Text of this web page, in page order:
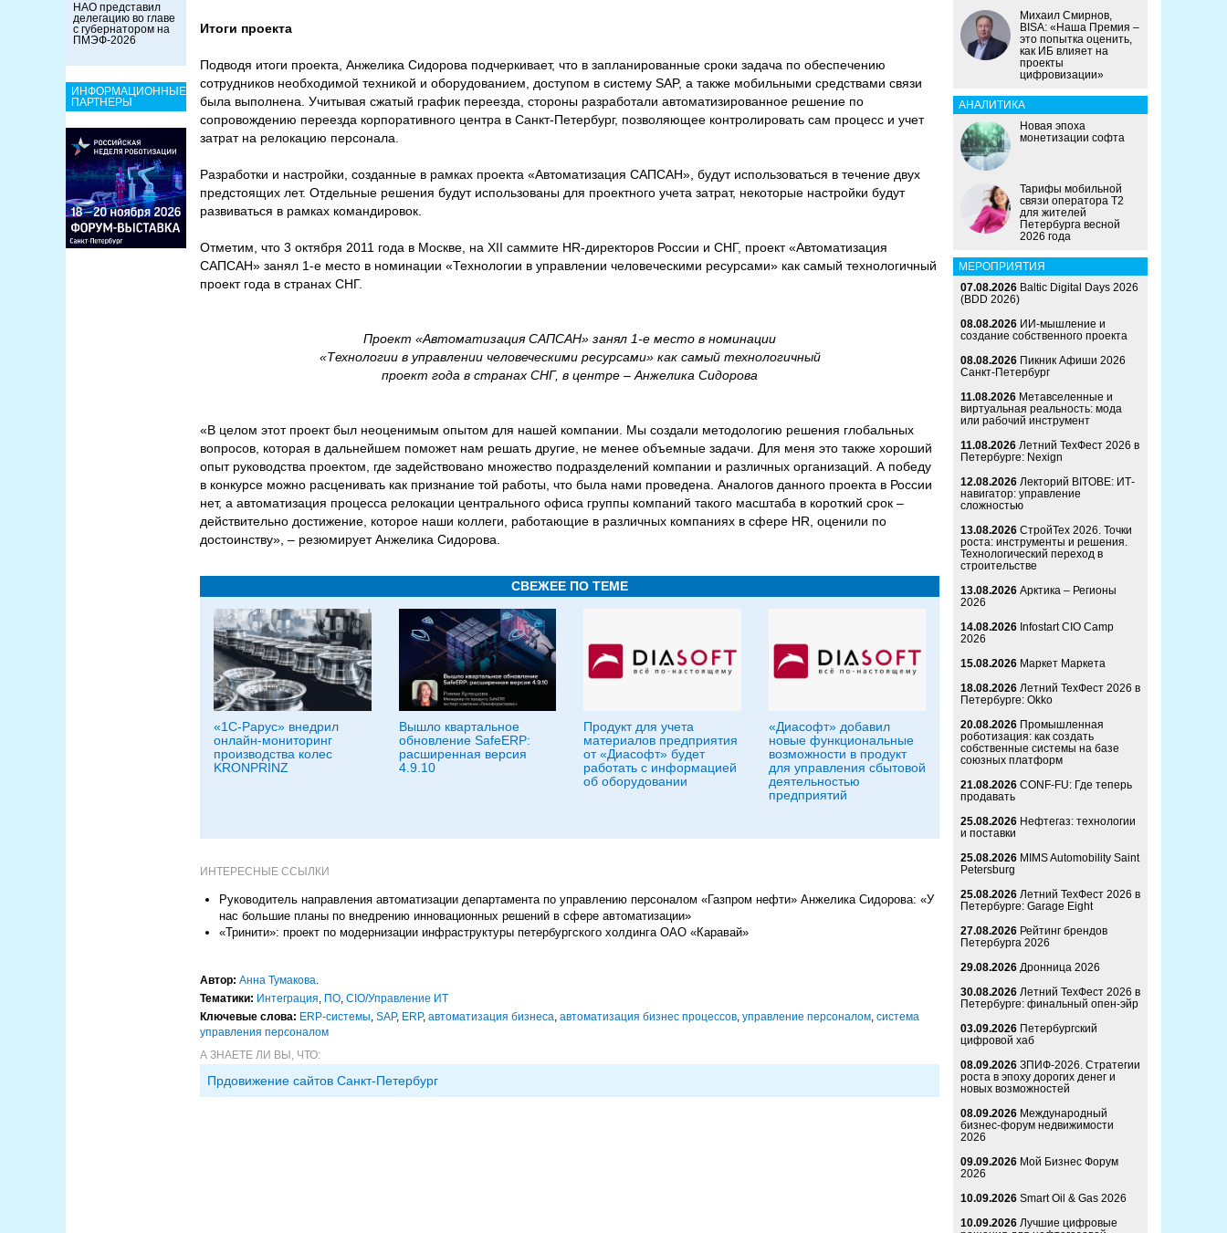
НАО представил
делегацию во главе
с губернатором на
ПМЭФ-2026
ИНФОРМАЦИОННЫЕ
ПАРТНЕРЫ
Итоги проекта
Подводя итоги проекта, Анжелика Сидорова подчеркивает, что в запланированные сроки задача по обеспечению
сотрудников необходимой техникой и оборудованием, доступом в систему SAP, а также мобильными средствами связи
была выполнена. Учитывая сжатый график переезда, стороны разработали автоматизированное решение по
сопровождению переезда корпоративного центра в Санкт-Петербург, позволяющее контролировать сам процесс и учет
затрат на релокацию персонала.
Разработки и настройки, созданные в рамках проекта «Автоматизация САПСАН», будут использоваться в течение двух
предстоящих лет. Отдельные решения будут использованы для проектного учета затрат, некоторые настройки будут
развиваться в рамках командировок.
Отметим, что 3 октября 2011 года в Москве, на ХII саммите HR-директоров России и СНГ, проект «Автоматизация
САПСАН» занял 1-е место в номинации «Технологии в управлении человеческими ресурсами» как самый технологичный
проект года в странах СНГ.
Проект «Автоматизация САПСАН» занял 1-е место в номинации
«Технологии в управлении человеческими ресурсами» как самый технологичный
проект года в странах СНГ, в центре – Анжелика Сидорова
«В целом этот проект был неоценимым опытом для нашей компании. Мы создали методологию решения глобальных
вопросов, которая в дальнейшем поможет нам решать другие, не менее объемные задачи. Для меня это также хороший
опыт руководства проектом, где задействовано множество подразделений компании и различных организаций. А победу
в конкурсе можно расценивать как признание той работы, что была нами проведена. Аналогов данного проекта в России
нет, а автоматизация процесса релокации центрального офиса группы компаний такого масштаба в короткий срок –
действительно достижение, которое наши коллеги, работающие в различных компаниях в сфере HR, оценили по
достоинству», – резюмирует Анжелика Сидорова.
СВЕЖЕЕ ПО ТЕМЕ
«1С-Рарус» внедрил
онлайн-мониторинг
производства колес
KRONPRINZ
Вышло квартальное
обновление SafeERP:
расширенная версия
4.9.10
Продукт для учета
материалов предприятия
от «Диасофт» будет
работать с информацией
об оборудовании
«Диасофт» добавил
новые функциональные
возможности в продукт
для управления сбытовой
деятельностью
предприятий
ИНТЕРЕСНЫЕ ССЫЛКИ
Руководитель направления автоматизации департамента по управлению персоналом «Газпром нефти» Анжелика Сидорова: «У
нас большие планы по внедрению инновационных решений в сфере автоматизации»
«Тринити»: проект по модернизации инфраструктуры петербургского холдинга ОАО «Каравай»
Автор: Анна Тумакова.
Тематики: Интеграция, ПО, CIO/Управление ИТ
Ключевые слова: ERP-системы, SAP, ERP, автоматизация бизнеса, автоматизация бизнес процессов, управление персоналом, система
управления персоналом
А ЗНАЕТЕ ЛИ ВЫ, ЧТО:
Прдовижение сайтов Санкт-Петербург
Михаил Смирнов,
BISA: «Наша Премия –
это попытка оценить,
как ИБ влияет на
проекты
цифровизации»
АНАЛИТИКА
Новая эпоха
монетизации софта
Тарифы мобильной
связи оператора Т2
для жителей
Петербурга весной
2026 года
МЕРОПРИЯТИЯ
07.08.2026 Baltic Digital Days 2026
(BDD 2026)
08.08.2026 ИИ-мышление и
создание собственного проекта
08.08.2026 Пикник Афиши 2026
Санкт-Петербург
11.08.2026 Метавселенные и
виртуальная реальность: мода
или рабочий инструмент
11.08.2026 Летний ТехФест 2026 в
Петербурге: Nexign
12.08.2026 Лекторий BITOBE: ИТ-
навигатор: управление
сложностью
13.08.2026 СтройТех 2026. Точки
роста: инструменты и решения.
Технологический переход в
строительстве
13.08.2026 Арктика – Регионы
2026
14.08.2026 Infostart CIO Camp
2026
15.08.2026 Маркет Маркета
18.08.2026 Летний ТехФест 2026 в
Петербурге: Okko
20.08.2026 Промышленная
роботизация: как создать
собственные системы на базе
союзных платформ
21.08.2026 CONF-FU: Где теперь
продавать
25.08.2026 Нефтегаз: технологии
и поставки
25.08.2026 MIMS Automobility Saint
Petersburg
25.08.2026 Летний ТехФест 2026 в
Петербурге: Garage Eight
27.08.2026 Рейтинг брендов
Петербурга 2026
29.08.2026 Дронница 2026
30.08.2026 Летний ТехФест 2026 в
Петербурге: финальный опен-эйр
03.09.2026 Петербургский
цифровой хаб
08.09.2026 ЗПИФ-2026. Стратегии
роста в эпоху дорогих денег и
новых возможностей
08.09.2026 Международный
бизнес-форум недвижимости
2026
09.09.2026 Мой Бизнес Форум
2026
10.09.2026 Smart Oil & Gas 2026
10.09.2026 Лучшие цифровые